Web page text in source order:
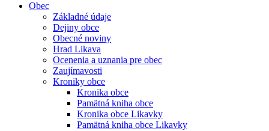
Obec
Základné údaje
Dejiny obce
Obecné noviny
Hrad Likava
Ocenenia a uznania pre obec
Zaujímavosti
Kroniky obce
Kronika obce
Pamätná kniha obce
Kronika obce Likavky
Pamätná kniha obce Likavky